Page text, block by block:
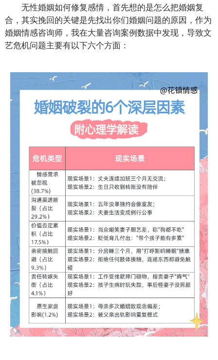
无性婚姻如何修复感情，首先想的是怎么把婚姻复
合，其实挽回的关键是先找出你们婚姻问题的原因，作为
婚姻情感咨询师，我在大量咨询案例数据中发现，导致文
艺危机问题主要有以下六个方面：